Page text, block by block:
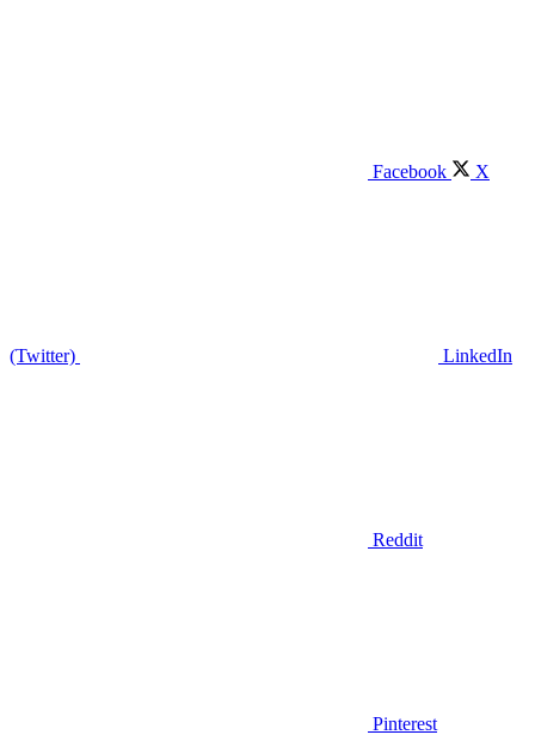
Facebook X
(Twitter) LinkedIn
Reddit
Pinterest